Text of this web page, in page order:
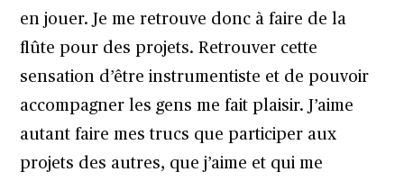
en jouer. Je me retrouve donc à faire de la
flûte pour des projets. Retrouver cette
sensation d’être instrumentiste et de pouvoir
accompagner les gens me fait plaisir. J’aime
autant faire mes trucs que participer aux
projets des autres, que j’aime et qui me